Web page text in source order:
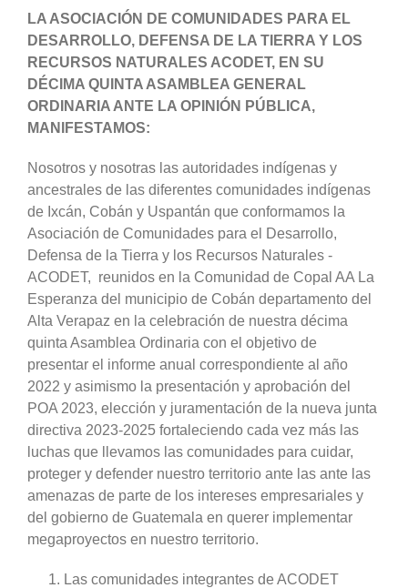
LA ASOCIACIÓN DE COMUNIDADES PARA EL
DESARROLLO, DEFENSA DE LA TIERRA Y LOS
RECURSOS NATURALES ACODET, EN SU
DÉCIMA QUINTA ASAMBLEA GENERAL
ORDINARIA ANTE LA OPINIÓN PÚBLICA,
MANIFESTAMOS:
Nosotros y nosotras las autoridades indígenas y
ancestrales de las diferentes comunidades indígenas
de Ixcán, Cobán y Uspantán que conformamos la
Asociación de Comunidades para el Desarrollo,
Defensa de la Tierra y los Recursos Naturales -
ACODET, reunidos en la Comunidad de Copal AA La
Esperanza del municipio de Cobán departamento del
Alta Verapaz en la celebración de nuestra décima
quinta Asamblea Ordinaria con el objetivo de
presentar el informe anual correspondiente al año
2022 y asimismo la presentación y aprobación del
POA 2023, elección y juramentación de la nueva junta
directiva 2023-2025 fortaleciendo cada vez más las
luchas que llevamos las comunidades para cuidar,
proteger y defender nuestro territorio ante las ante las
amenazas de parte de los intereses empresariales y
del gobierno de Guatemala en querer implementar
megaproyectos en nuestro territorio.
Las comunidades integrantes de ACODET